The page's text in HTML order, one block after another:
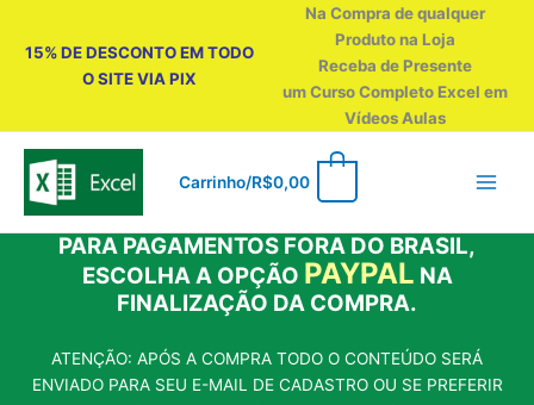
15% DE DESCONTO EM TODO
O SITE VIA PIX
Na Compra de qualquer
Produto na Loja
Receba de Presente
um Curso Completo Excel em
Vídeos Aulas
Carrinho/R$0,00
PARA PAGAMENTOS FORA DO BRASIL,
ESCOLHA A OPÇÃO PAYPAL NA
FINALIZAÇÃO DA COMPRA.
ATENÇÃO: APÓS A COMPRA TODO O CONTEÚDO SERÁ
ENVIADO PARA SEU E-MAIL DE CADASTRO OU SE PREFERIR